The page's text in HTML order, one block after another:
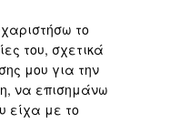
το
του, σχετικά
μου για την
να επισημάνω
είχα με το